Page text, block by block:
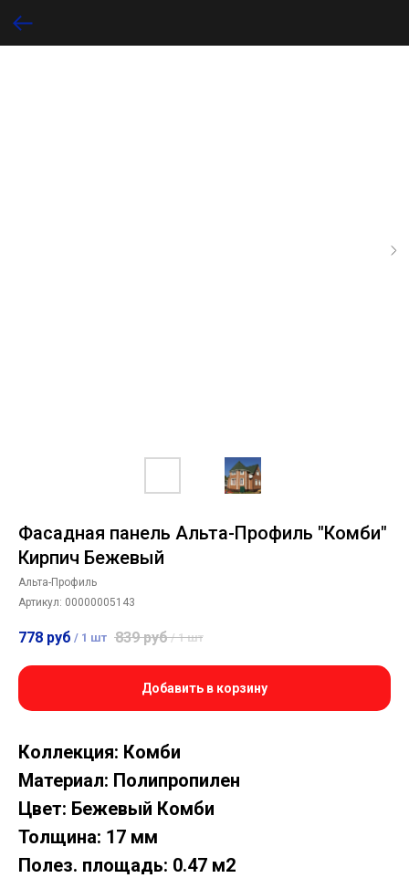
Фасадная панель Альта-Профиль "Комби"
Кирпич Бежевый
Альта-Профиль
Артикул: 00000005143
778 руб / 1 шт 839 руб / 1 шт
Добавить в корзину
Коллекция: Комби
Материал: Полипропилен
Цвет: Бежевый Комби
Толщина: 17 мм
Полез. площадь: 0.47 м2